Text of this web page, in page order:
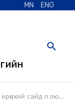
MN ENG
ерөнхий сайд л.оюун-эрдэнэ засгийн газрын ээлжит бус хуралдааны шийдвэрийг танилцууллаа